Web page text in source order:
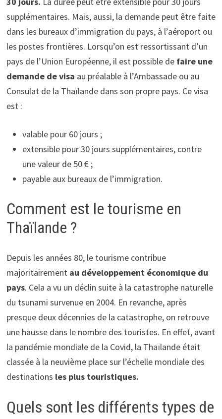
supplémentaires. Mais, aussi, la demande peut être faite
dans les bureaux d’immigration du pays, à l’aéroport ou
les postes frontières. Lorsqu’on est ressortissant d’un
pays de l’Union Européenne, il est possible de faire une
demande de visa au préalable à l’Ambassade ou au
Consulat de la Thaïlande dans son propre pays. Ce visa
est :
valable pour 60 jours ;
extensible pour 30 jours supplémentaires, contre
une valeur de 50 € ;
payable aux bureaux de l’immigration.
Comment est le tourisme en
Thaïlande ?
Depuis les années 80, le tourisme contribue
majoritairement au développement économique du
pays. Cela a vu un déclin suite à la catastrophe naturelle
du tsunami survenue en 2004. En revanche, après
presque deux décennies de la catastrophe, on retrouve
une hausse dans le nombre des touristes. En effet, avant
la pandémie mondiale de la Covid, la Thaïlande était
classée à la neuvième place sur l’échelle mondiale des
destinations les plus touristiques.
Quels sont les différents types de